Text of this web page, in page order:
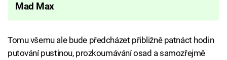
Mad Max
Tomu všemu ale bude předcházet přibližně patnáct hodin
putování pustinou, prozkoumávání osad a samozřejmě